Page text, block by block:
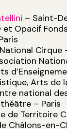
– Saint-
et Opacif
Cirque
Arts de
national
– Paris
de Territoire
Châlons-en-